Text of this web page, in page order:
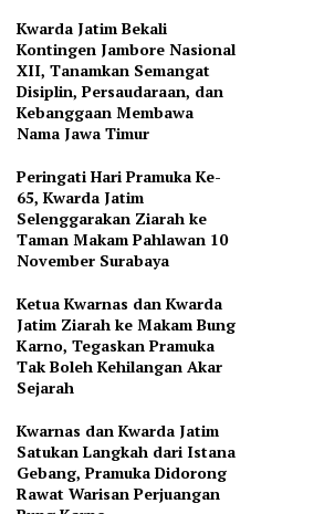
Kwarda Jatim Bekali
Kontingen Jambore Nasional
XII, Tanamkan Semangat
Disiplin, Persaudaraan, dan
Kebanggaan Membawa
Nama Jawa Timur
Peringati Hari Pramuka Ke-
65, Kwarda Jatim
Selenggarakan Ziarah ke
Taman Makam Pahlawan 10
November Surabaya
Ketua Kwarnas dan Kwarda
Jatim Ziarah ke Makam Bung
Karno, Tegaskan Pramuka
Tak Boleh Kehilangan Akar
Sejarah
Kwarnas dan Kwarda Jatim
Satukan Langkah dari Istana
Gebang, Pramuka Didorong
Rawat Warisan Perjuangan